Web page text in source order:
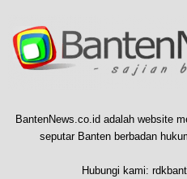
BantenNews.co.id adalah website
seputar Banten berbadan
Hubungi kami: